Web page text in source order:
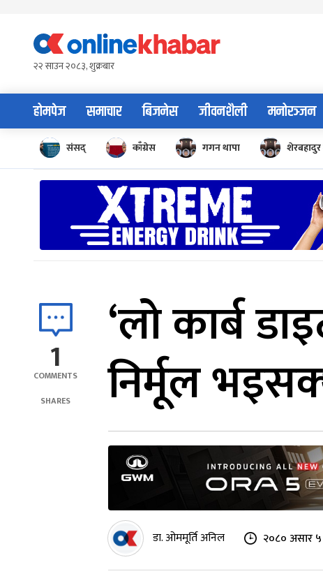
content२२ साउन २०८३, शुक्रबार
होमपेज समाचार बिजनेस जीवनशैली मनोरञ्जन
संसद् काँग्रेस गगन थापा
1
COMMENTS
SHARES
‘लो कार्ब
निर्मूल
डा. ओममूर्ति अनिल २०८० असार